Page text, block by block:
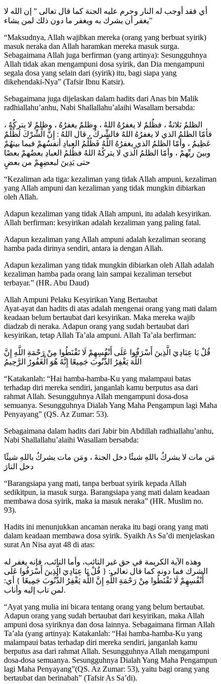
أي فقد أوجب له النار وحرم عليه الجنة كما قال تعالى ” إن الله لا
يغفر أن يشرك به ويغفر ما دون ذلك لمن يشاء”
“Maksudnya, Allah wajibkan mereka (orang yang berbuat syirik)
masuk neraka dan Allah haramkan mereka masuk surga.
Sebagaimana Allah juga berfirman (yang artinya): Sesungguhnya
Allah tidak akan mengampuni dosa syirik, dan Dia mengampuni
segala dosa yang selain dari (syirik) itu, bagi siapa yang
dikehendaki-Nya” (Tafsir Ibnu Katsir).
Sebagaimana juga dijelaskan dalam hadits dari Anas bin Malik
radhiallahu’anhu, Nabi Shallallahu’alaihi Wasallam bersabda:
الظلمُ ثلاثةٌ ، فظُلمٌ لا يغفرُهُ اللهُ ، وظلمٌ يغفرُهُ ، وظلمٌ لا يتركُهُ ،
فأمّا الظلمُ الذي لا يغفرُهُ اللهُ فالشِّركُ ، قال اللهُ : إِنَّ الْشِّرْكَ لَظُلْمٌ
عَظِيمٌ ، وأمّا الظلمُ الذي يغفرُهُ اللَّهُ فَظُلْمُ العبادِ أنفسُهمْ فيما بينهُمْ
وبينَ ربِّهمْ ، وأمّا الظلمُ الّذي لا يتركُهُ اللهُ فظُلمُ العبادِ بعضُهمْ بعضًا
حتى يَدِينَ لبعضِهِمْ من بعضٍ
“Kezaliman ada tiga: kezaliman yang tidak Allah ampuni, kezaliman
yang Allah ampuni dan kezaliman yang tidak mungkin dibiarkan
oleh Allah.
Adapun kezaliman yang tidak Allah ampuni, itu adalah kesyirikan.
Allah berfirman: kesyirikan adalah kezaliman yang paling fatal.
Adapun kezaliman yang Allah ampuni adalah kezaliman seorang
hamba pada dirinya sendiri, antara ia dengan Allah.
Adapun kezaliman yang tidak mungkin dibiarkan oleh Allah adalah
kezaliman hamba pada orang lain sampai kezaliman tersebut
terbayar.” (HR. Abu Daud)
Allah Ampuni Pelaku Kesyirikan Yang Bertaubat
Ayat-ayat dan hadits di atas adalah mengenai orang yang mati dalam
keadaan belum bertaubat dari kesyirikan. Maka mereka wajib
diadzab di neraka. Adapun orang yang sudah bertaubat dari
kesyirikan, tetap Allah Ta’ala ampuni. Allah Ta’ala berfirman:
قُلْ يَا عِبَادِيَ الَّذِينَ أَسْرَفُوا عَلَى أَنْفُسِهِمْ لَا تَقْنَطُوا مِنْ رَحْمَةِ اللَّهِ إِنَّ
اللَّهَ يَغْفِرُ الذُّنُوبَ جَمِيعًا إِنَّهُ هُوَ الْغَفُورُ الرَّحِيمُ
“Katakanlah: “Hai hamba-hamba-Ku yang malampaui batas
terhadap diri mereka sendiri, janganlah kamu berputus asa dari
rahmat Allah. Sesungguhnya Allah mengampuni dosa-dosa
semuanya. Sesungguhnya Dialah Yang Maha Pengampun lagi Maha
Penyayang” (QS. Az Zumar: 53).
Sebagaimana dalam hadits dari Jabir bin Abdillah radhiallahu’anhu,
Nabi Shallallahu’alaihi Wasallam bersabda:
مَن مات لا يشركُ باللهِ شيئًا دخل الجنةَ ، ومَن مات يشركُ باللهِ شيئًا
دخل النارَ
“Barangsiapa yang mati, tanpa berbuat syirik kepada Allah
sedikitpun, ia masuk surga. Barangsiapa yang mati dalam keadaan
membawa dosa syirik, maka ia masuk neraka” (HR. Muslim no.
93).
Hadits ini menunjukkan ancaman neraka itu bagi orang yang mati
dalam keadaan membawa dosa syirik. Syaikh As Sa’di menjelaskan
surat An Nisa ayat 48 di atas:
وهذه الآية الكريمة في حق غير التائب، وأما التائب، فإنه يغفر له
الشرك فما دونه كما قال تعالى: { قُلْ يَا عِبَادِيَ الَّذِينَ أَسْرَفُوا عَلَى
أَنْفُسِهِمْ لَا تَقْنَطُوا مِنْ رَحْمَةِ اللَّهِ إِنَّ اللَّهَ يَغْفِرُ الذُّنُوبَ جَمِيعًا } أي:
لمن تاب إليه وأناب.
“Ayat yang mulia ini bicara tentang orang yang belum bertaubat.
Adapun orang yang sudah bertaubat dari kesyirikan, maka Allah
ampuni dosa syiriknya dan dosa lainnya. Sebagaimana firman Allah
Ta’ala (yang artinya): Katakanlah: “Hai hamba-hamba-Ku yang
malampaui batas terhadap diri mereka sendiri, janganlah kamu
berputus asa dari rahmat Allah. Sesungguhnya Allah mengampuni
dosa-dosa semuanya. Sesungguhnya Dialah Yang Maha Pengampun
lagi Maha Penyayang”(QS. Az Zumar: 53), yaitu bagi orang yang
bertaubat dan berinabah” (Tafsir As Sa’di).